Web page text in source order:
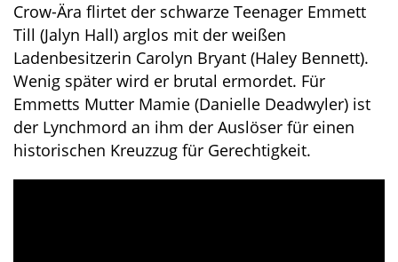
Crow-Ära flirtet der schwarze Teenager Emmett
Till (Jalyn Hall) arglos mit der weißen
Ladenbesitzerin Carolyn Bryant (Haley Bennett).
Wenig später wird er brutal ermordet. Für
Emmetts Mutter Mamie (Danielle Deadwyler) ist
der Lynchmord an ihm der Auslöser für einen
historischen Kreuzzug für Gerechtigkeit.